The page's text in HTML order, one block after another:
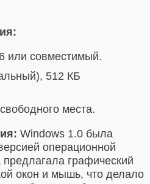
или совместимый.
512 КБ
места.
Windows 1.0 была
операционной
графический
окон и мышь, что делало